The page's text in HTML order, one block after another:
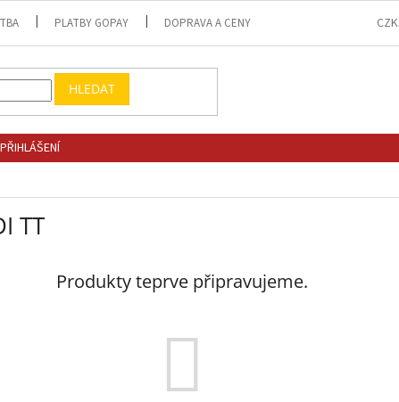
PLATBY GOPAY DOPRAVA A CENY OBCHODNÍ PODMÍNKY
CZK
HLEDAT
PŘIHLÁŠENÍ
TT
Produkty teprve připravujeme.